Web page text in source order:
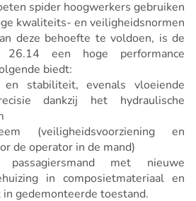
spider hoogwerkers gebruiken
kwaliteits- en veiligheidsnormen
deze behoefte te voldoen, is de
een hoge performance
biedt:
en stabiliteit, evenals vloeiende
dankzij het hydraulische
(veiligheidsvoorziening en
de operator in de mand)
met nieuwe
in composietmateriaal en
gedemonteerde toestand.